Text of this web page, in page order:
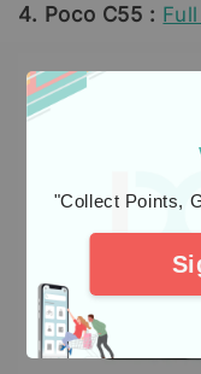
"Collect Points,
4. Poco C55 :